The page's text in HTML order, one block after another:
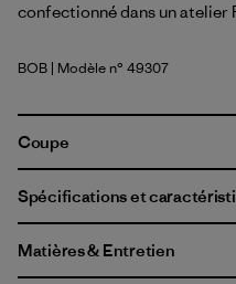
confectionné dans un atelier
Black w/Black
BOB | Modèle n° 49307
Coupe
Spécifications et
Matières & Entretien